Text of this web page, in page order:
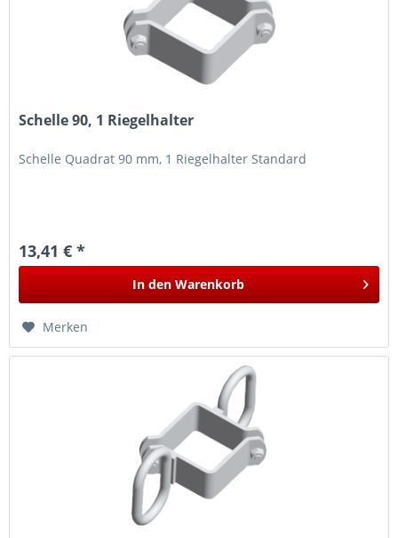
Schelle 90, 1 Riegelhalter
Schelle Quadrat 90 mm, 1 Riegelhalter Standard
13,41 € *
In den Warenkorb
Merken